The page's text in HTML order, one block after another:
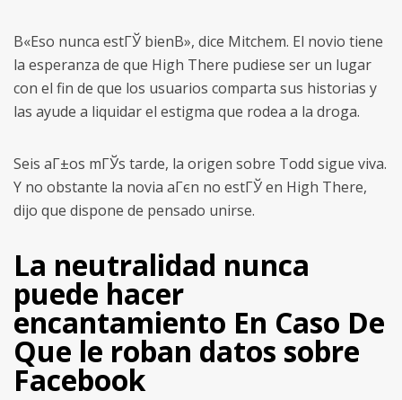
В«Eso nunca estГЎ bienВ», dice Mitchem. El novio tiene
la esperanza de que High There pudiese ser un lugar
con el fin de que los usuarios comparta sus historias y
las ayude a liquidar el estigma que rodea a la droga.
Seis aГ±os mГЎs tarde, la origen sobre Todd sigue viva.
Y no obstante la novia aГєn no estГЎ en High There,
dijo que dispone de pensado unirse.
La neutralidad nunca
puede hacer
encantamiento En Caso De
Que le roban datos sobre
Facebook